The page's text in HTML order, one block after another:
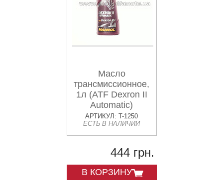
Масло
трансмиссионное,
1л (ATF Dexron II
Automatic)
MANNOL
АРТИКУЛ: T-1250
ЕСТЬ В НАЛИЧИИ
444 грн.
В КОРЗИНУ